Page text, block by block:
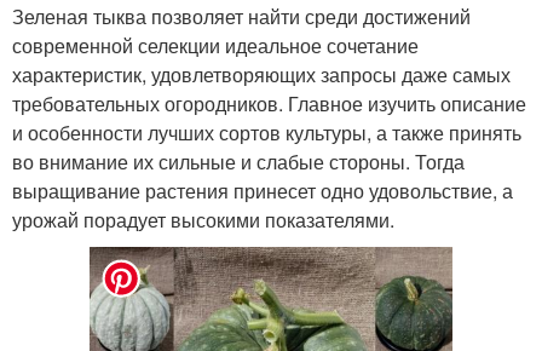
Зеленая тыква позволяет найти среди достижений
современной селекции идеальное сочетание
характеристик, удовлетворяющих запросы даже самых
требовательных огородников. Главное изучить описание
и особенности лучших сортов культуры, а также принять
во внимание их сильные и слабые стороны. Тогда
выращивание растения принесет одно удовольствие, а
урожай порадует высокими показателями.